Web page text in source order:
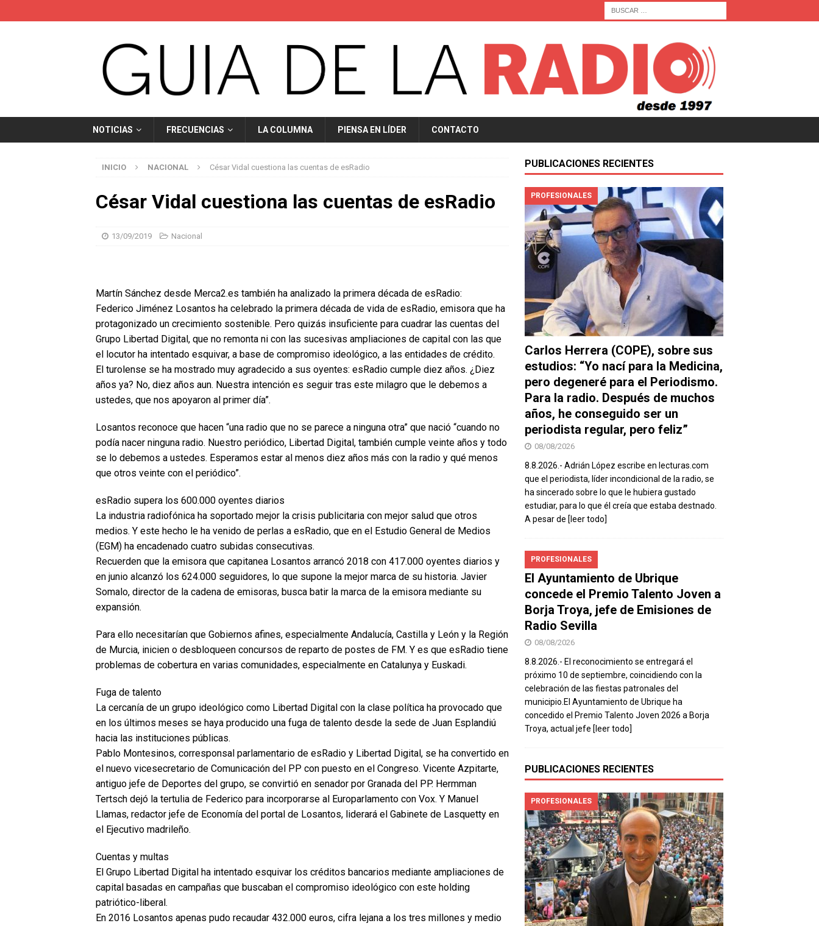
NOTICIAS FRECUENCIAS LA COLUMNA PIENSA EN LÍDER CONTACTO
INICIO NACIONAL César Vidal cuestiona las cuentas de esRadio
César Vidal cuestiona las cuentas de esRadio
13/09/2019 Nacional
Martín Sánchez desde Merca2.es también ha analizado la primera década de esRadio:
Federico Jiménez Losantos ha celebrado la primera década de vida de esRadio, emisora que ha
protagonizado un crecimiento sostenible. Pero quizás insuficiente para cuadrar las cuentas del
Grupo Libertad Digital, que no remonta ni con las sucesivas ampliaciones de capital con las que
el locutor ha intentado esquivar, a base de compromiso ideológico, a las entidades de crédito.
El turolense se ha mostrado muy agradecido a sus oyentes: esRadio cumple diez años. ¿Diez
años ya? No, diez años aun. Nuestra intención es seguir tras este milagro que le debemos a
ustedes, que nos apoyaron al primer día”.
Losantos reconoce que hacen “una radio que no se parece a ninguna otra” que nació “cuando no
podía nacer ninguna radio. Nuestro periódico, Libertad Digital, también cumple veinte años y todo
se lo debemos a ustedes. Esperamos estar al menos diez años más con la radio y qué menos
que otros veinte con el periódico”.
esRadio supera los 600.000 oyentes diarios
La industria radiofónica ha soportado mejor la crisis publicitaria con mejor salud que otros
medios. Y este hecho le ha venido de perlas a esRadio, que en el Estudio General de Medios
(EGM) ha encadenado cuatro subidas consecutivas.
Recuerden que la emisora que capitanea Losantos arrancó 2018 con 417.000 oyentes diarios y
en junio alcanzó los 624.000 seguidores, lo que supone la mejor marca de su historia. Javier
Somalo, director de la cadena de emisoras, busca batir la marca de la emisora mediante su
expansión.
Para ello necesitarían que Gobiernos afines, especialmente Andalucía, Castilla y León y la Región
de Murcia, inicien o desbloqueen concursos de reparto de postes de FM. Y es que esRadio tiene
problemas de cobertura en varias comunidades, especialmente en Catalunya y Euskadi.
Fuga de talento
La cercanía de un grupo ideológico como Libertad Digital con la clase política ha provocado que
en los últimos meses se haya producido una fuga de talento desde la sede de Juan Esplandiú
hacia las instituciones públicas.
Pablo Montesinos, corresponsal parlamentario de esRadio y Libertad Digital, se ha convertido en
el nuevo vicesecretario de Comunicación del PP con puesto en el Congreso. Vicente Azpitarte,
antiguo jefe de Deportes del grupo, se convirtió en senador por Granada del PP. Hermman
Tertsch dejó la tertulia de Federico para incorporarse al Europarlamento con Vox. Y Manuel
Llamas, redactor jefe de Economía del portal de Losantos, liderará el Gabinete de Lasquetty en
el Ejecutivo madrileño.
Cuentas y multas
El Grupo Libertad Digital ha intentado esquivar los créditos bancarios mediante ampliaciones de
capital basadas en campañas que buscaban el compromiso ideológico con este holding
patriótico-liberal.
En 2016 Losantos apenas pudo recaudar 432.000 euros, cifra lejana a los tres millones y medio
PUBLICACIONES RECIENTES
PROFESIONALES
Carlos Herrera (COPE), sobre sus
estudios: “Yo nací para la Medicina,
pero degeneré para el Periodismo.
Para la radio. Después de muchos
años, he conseguido ser un
periodista regular, pero feliz”
08/08/2026
8.8.2026.- Adrián López escribe en lecturas.com
que el periodista, líder incondicional de la radio, se
ha sincerado sobre lo que le hubiera gustado
estudiar, para lo que él creía que estaba destnado.
A pesar de [leer todo]
PROFESIONALES
El Ayuntamiento de Ubrique
concede el Premio Talento Joven a
Borja Troya, jefe de Emisiones de
Radio Sevilla
08/08/2026
8.8.2026.- El reconocimiento se entregará el
próximo 10 de septiembre, coincidiendo con la
celebración de las fiestas patronales del
municipio.El Ayuntamiento de Ubrique ha
concedido el Premio Talento Joven 2026 a Borja
Troya, actual jefe [leer todo]
PUBLICACIONES RECIENTES
PROFESIONALES